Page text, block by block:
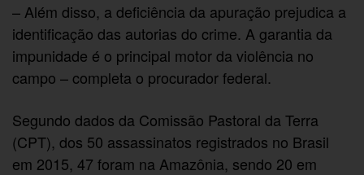
– Além disso, a deficiência da apuração prejudica a
identificação das autorias do crime. A garantia da
impunidade é o principal motor da violência no
campo – completa o procurador federal.
Segundo dados da Comissão Pastoral da Terra
(CPT), dos 50 assassinatos registrados no Brasil
em 2015, 47 foram na Amazônia, sendo 20 em